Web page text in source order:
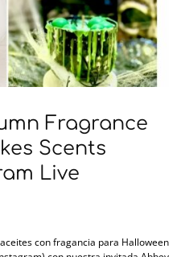
Fragrance
Scents
Live
con fragancia para Halloween